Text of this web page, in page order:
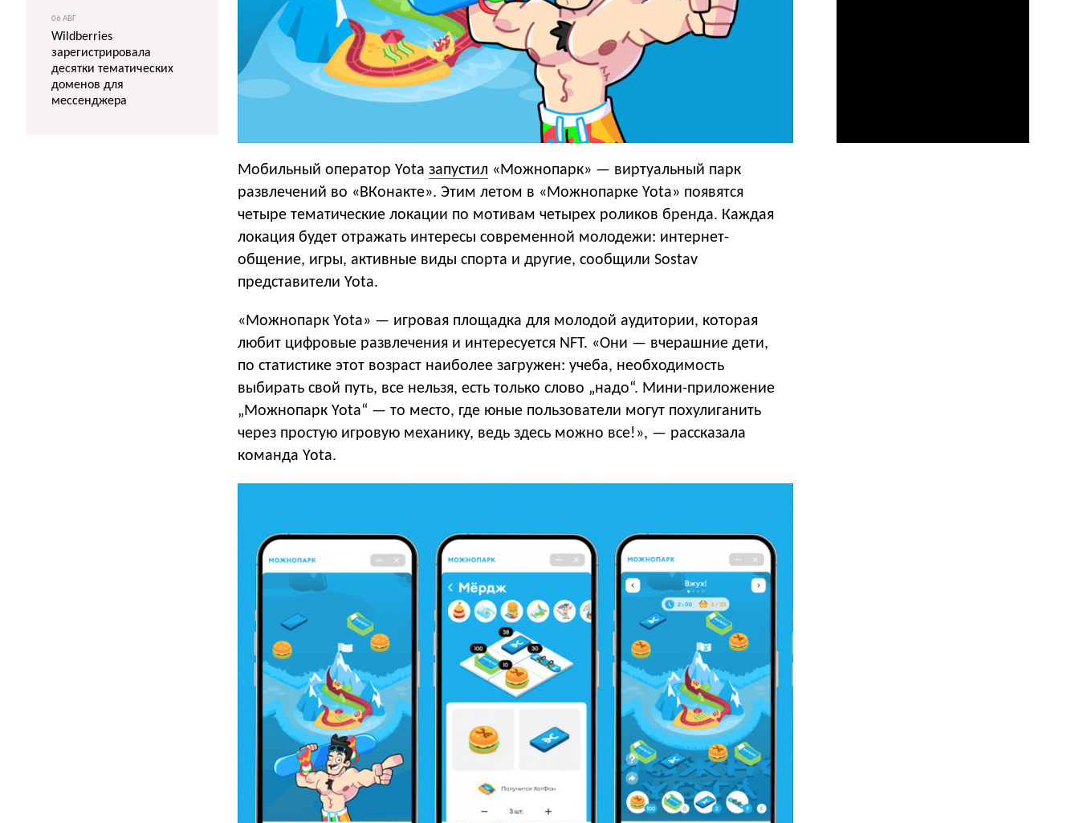
Мобильный оператор Yota запустил «Можнопарк» — виртуальный парк
развлечений во «ВКонакте». Этим летом в «Можнопарке Yota» появятся
четыре тематические локации по мотивам четырех роликов бренда. Каждая
локация будет отражать интересы современной молодежи: интернет-
общение, игры, активные виды спорта и другие, сообщили Sostav
представители Yota.
«Можнопарк Yota» — игровая площадка для молодой аудитории, которая
любит цифровые развлечения и интересуется NFT. «Они — вчерашние дети,
по статистике этот возраст наиболее загружен: учеба, необходимость
выбирать свой путь, все нельзя, есть только слово „надо“. Мини-приложение
„Можнопарк Yota“ — то место, где юные пользователи могут похулиганить
через простую игровую механику, ведь здесь можно все!», — рассказала
команда Yota.
06 АВГ
Wildberries
зарегистрировала
десятки тематических
доменов для
мессенджера